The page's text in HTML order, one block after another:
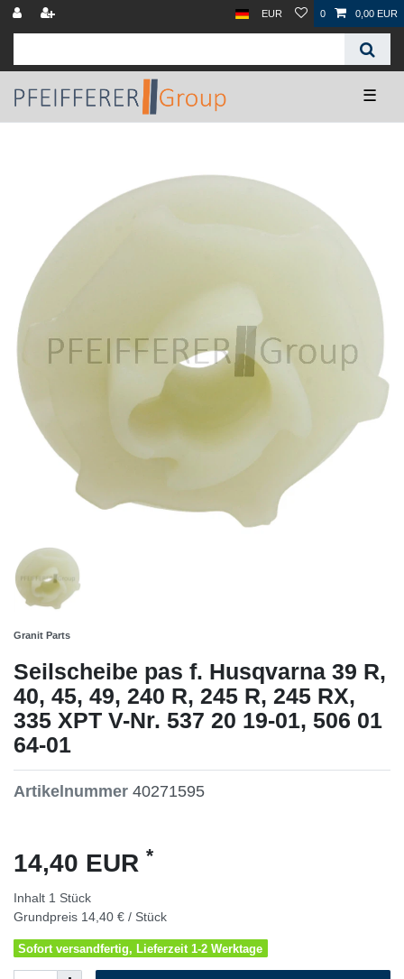
EUR 0 0,00 EUR
☰
Granit Parts
Seilscheibe pas f. Husqvarna 39 R,
40, 45, 49, 240 R, 245 R, 245 RX,
335 XPT V-Nr. 537 20 19-01, 506 01
64-01
Artikelnummer 40271595
14,40 EUR *
Inhalt 1 Stück
Grundpreis 14,40 € / Stück
Sofort versandfertig, Lieferzeit 1-2 Werktage